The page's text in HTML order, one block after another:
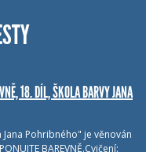
18. DÍL, ŠKOLA BARVY JANA
Pohribného" je věnován
BAREVNĚ.Cvičení: